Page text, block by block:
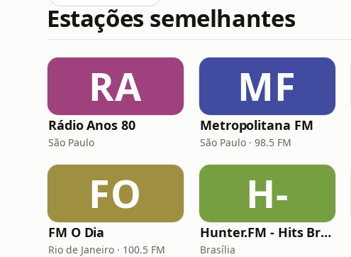
Estações semelhantes
RA
Rádio Anos 80
São Paulo
MF
Metropolitana FM
São Paulo · 98.5 FM
FO
FM O Dia
Rio de Janeiro · 100.5 FM
H-
Hunter.FM - Hits Brasil
Brasília